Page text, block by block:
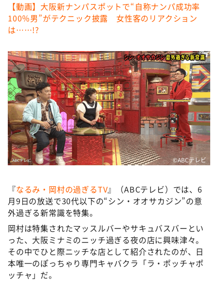
アナ回覧板
【動画】大阪新ナンパスポットで“自称ナンパ成功率
100％男”がテクニック披露 女性客のリアクション
は……!?
©ABCテレビ
『なるみ・岡村の過ぎるTV』（ABCテレビ）では、6
月9日の放送で30代以下の“シン・オオサカジン”の意
外過ぎる新常識を特集。
岡村は特集されたマッスルバーやサキュバスバーとい
った、大阪ミナミのニッチ過ぎる夜の店に興味津々。
その中でひと際ニッチな店として紹介されたのが、日
本唯一のぽっちゃり専門キャバクラ「ラ・ポッチャポ
ッチャ」だ。